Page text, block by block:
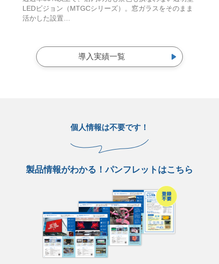
LEDビジョン（MTGCシリーズ）。窓ガラスをそのまま
活かした設置…
導入実績一覧
個人情報は不要です！
製品情報がわかる！パンフレットはこちら